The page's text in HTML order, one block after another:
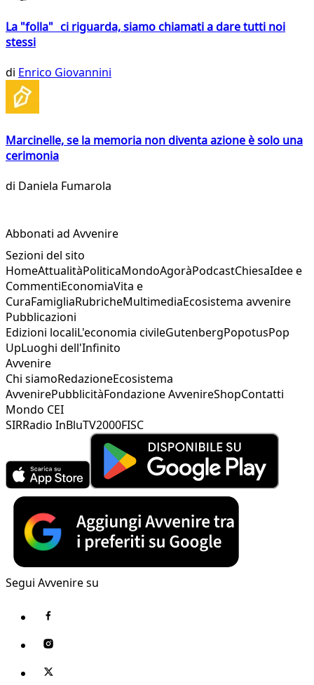
La "folla" ci riguarda, siamo chiamati a dare tutti noi
stessi
di Enrico Giovannini
Marcinelle, se la memoria non diventa azione è solo una
cerimonia
di Daniela Fumarola
Abbonati ad Avvenire
Sezioni del sito
HomeAttualitàPoliticaMondoAgoràPodcastChiesaIdee e
CommentiEconomiaVita e
CuraFamigliaRubricheMultimediaEcosistema avvenire
Pubblicazioni
Edizioni localiL'economia civileGutenbergPopotusPop
UpLuoghi dell'Infinito
Avvenire
Chi siamoRedazioneEcosistema
AvvenirePubblicitàFondazione AvvenireShopContatti
Mondo CEI
SIRRadio InBluTV2000FISC
Segui Avvenire su